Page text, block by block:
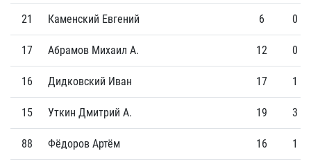
21 Каменский Евгений 6 0
17 Абрамов Михаил А. 12 0
16 Дидковский Иван 17 1
15 Уткин Дмитрий А. 19 3
88 Фёдоров Артём 16 1